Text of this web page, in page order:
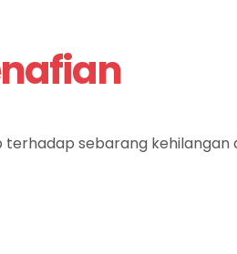
terhadap sebarang